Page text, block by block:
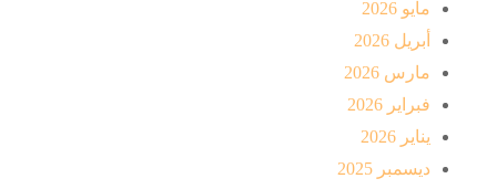
مايو 2026
أبريل 2026
مارس 2026
فبراير 2026
يناير 2026
ديسمبر 2025